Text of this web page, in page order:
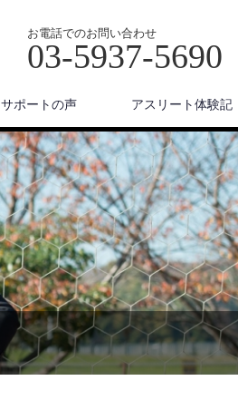
お電話でのお問い合わせ
03-5937-5690
サポートの声 アスリート体験記